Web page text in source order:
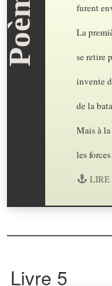
furent
La
se retire
invente
de la
Mais à
les
LIRE
Livre 5